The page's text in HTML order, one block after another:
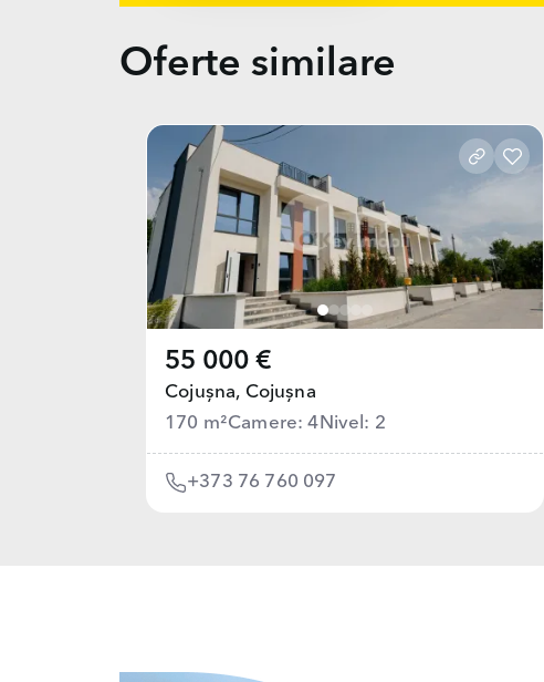
Oferte similare
55 000 €
Cojușna, Cojușna
170 m²Camere: 4 Nivel: 2
+373 76 760 097